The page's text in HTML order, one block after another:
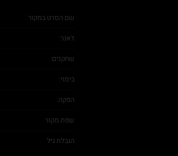
שם הסרט במקור
ז'אנר:
שחקנים:
בימוי:
הפקה:
שפת מקור
הגבלת גיל